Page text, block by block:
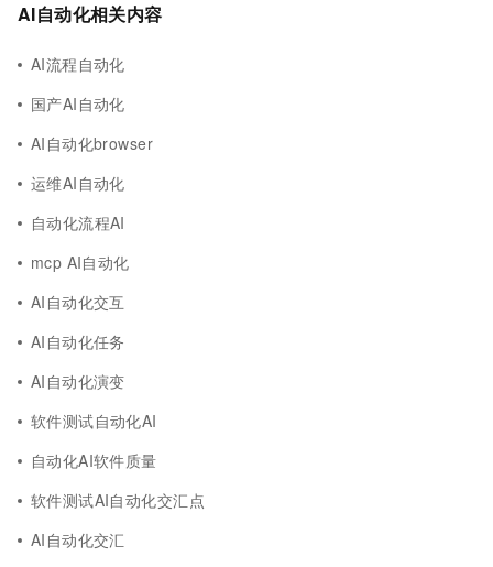
AI自动化相关内容
AI流程自动化
国产AI自动化
AI自动化browser
运维AI自动化
自动化流程AI
mcp AI自动化
AI自动化交互
AI自动化任务
AI自动化演变
软件测试自动化AI
自动化AI软件质量
软件测试AI自动化交汇点
AI自动化交汇